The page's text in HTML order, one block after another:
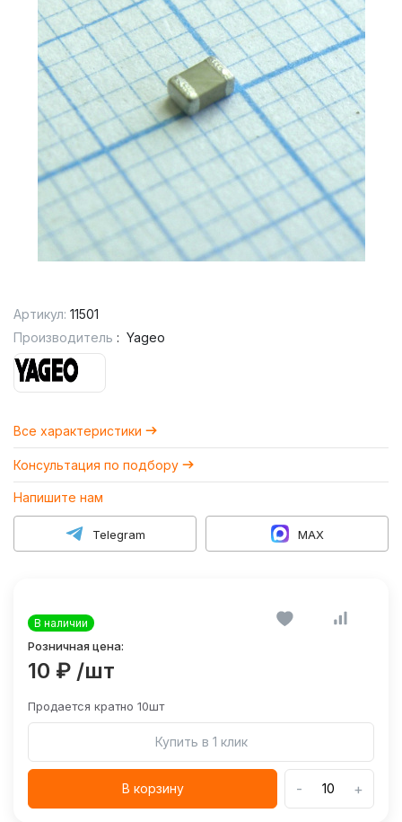
Артикул: 11501
Производитель : Yageo
Все характеристики
Консультация по подбору
Напишите нам
Telegram MAX
В наличии
Розничная цена:
10 ₽ /шт
Продается кратно 10шт
Купить в 1 клик
В корзину - +